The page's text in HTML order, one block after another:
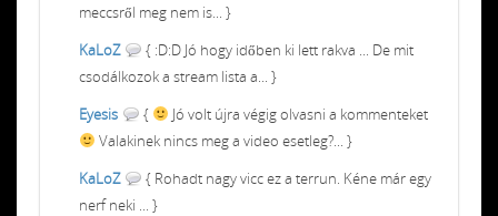
meccsről meg nem is... }
KaLoZ
{ :D:D Jó hogy időben ki lett rakva ... De mit
csodálkozok a stream lista a... }
Eyesis
{
Jó volt újra végig olvasni a kommenteket
Valakinek nincs meg a video esetleg?... }
KaLoZ
{ Rohadt nagy vicc ez a terrun. Kéne már egy
nerf neki ... }